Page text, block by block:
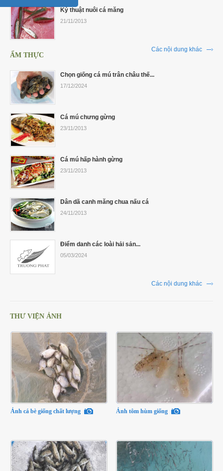
Kỷ thuật nuôi cá măng
21/11/2013
Các nội dung khác
ẨM THỰC
Chọn giống cá mú trân châu thế...
17/12/2024
Cá mú chưng gừng
23/11/2013
Cá mú hấp hành gừng
23/11/2013
Dân dã canh măng chua nấu cá
24/11/2013
Điểm danh các loài hải sản...
05/03/2024
Các nội dung khác
THƯ VIỆN ẢNH
Ảnh cá bè giống chất lượng Ảnh tôm hùm giống